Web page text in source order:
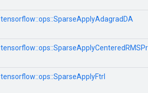
tensorflow::ops::SparseApplyAdagradDA
tensorflow::ops::SparseApplyFtrl